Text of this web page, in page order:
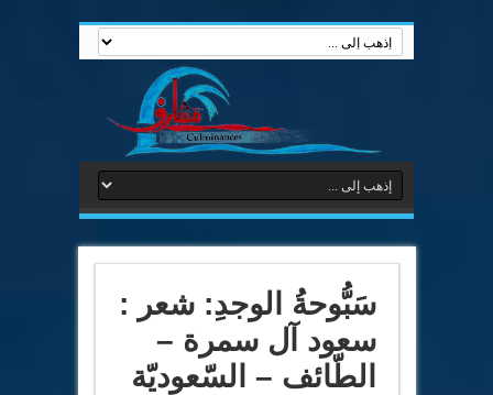
سَبُّوحةُ الوجدِ: شعر :
سعود آل سمرة –
الطّائف – السّعوديّة